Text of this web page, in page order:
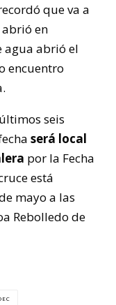
que va a
abrió en
agua abrió el
encuentro
seis
será local
por la Fecha
está
mayo a las
Rebolledo de